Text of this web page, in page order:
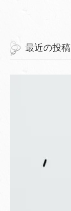
最近の投稿